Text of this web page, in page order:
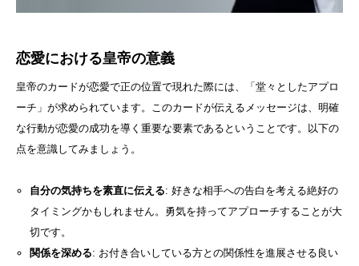
恋愛における皇帝の意義
皇帝のカードが恋愛で正の位置で現れた際には、「堂々としたアプロ
ーチ」が求められています。このカードが伝えるメッセージは、明確
な行動が恋愛の成功を導く重要な要素であるということです。以下の
点を意識してみましょう。
自分の気持ちを素直に伝える: 好きな相手への告白を考える絶好の
タイミングかもしれません。勇気を持ってアプローチすることが大
切です。
関係を深める: お付き合いしている方との関係性を進展させる良い